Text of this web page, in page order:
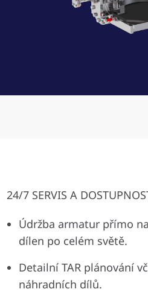
24/7 SERVIS A
Údržba armatur přímo
dílen po celém světě.
Detailní TAR plánování
náhradních dílů.